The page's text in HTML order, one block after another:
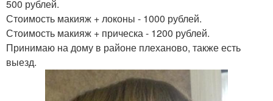
500 рублей.
Стоимость макияж + локоны - 1000 рублей.
Стоимость макияж + прическа - 1200 рублей.
Принимаю на дому в районе плеханово, также есть
выезд.